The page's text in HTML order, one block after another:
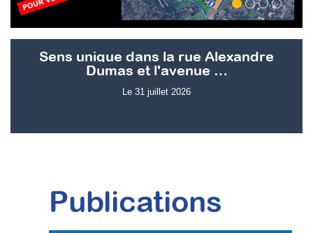
Sens unique dans la rue Alexandre
Dumas et l'avenue …
Le 31 juillet 2026
Publications